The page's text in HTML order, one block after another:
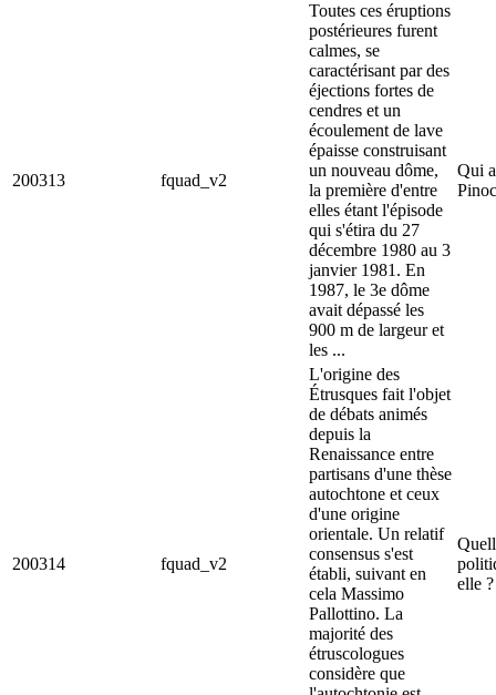
200313 fquad_v2
Toutes ces éruptions
postérieures furent
calmes, se
caractérisant par des
éjections fortes de
cendres et un
écoulement de lave
épaisse construisant
un nouveau dôme,
la première d'entre
elles étant l'épisode
qui s'étira du 27
décembre 1980 au 3
janvier 1981. En
1987, le 3e dôme
avait dépassé les
900 m de largeur et
les ...
Qui
200314 fquad_v2
L'origine des
Étrusques fait l'objet
de débats animés
depuis la
Renaissance entre
partisans d'une thèse
autochtone et ceux
d'une origine
orientale. Un relatif
consensus s'est
établi, suivant en
cela Massimo
Pallottino. La
majorité des
étruscologues
considère que
elle ?